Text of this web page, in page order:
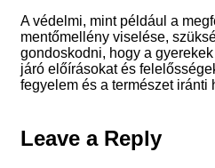
A védelmi, mint például a
mentőmellény viselése,
gondoskodni, hogy a
járó előírásokat és
fegyelem és a természet iránti
Leave a Reply